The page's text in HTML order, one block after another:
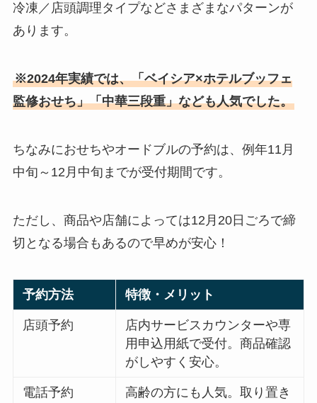
冷凍／店頭調理タイプなどさまざまなパターンが
あります。
※2024年実績では、「ベイシア×ホテルブッフェ
監修おせち」「中華三段重」なども人気でした。
ちなみにおせちやオードブルの予約は、例年11月
中旬～12月中旬までが受付期間です。
ただし、商品や店舗によっては12月20日ごろで締
切となる場合もあるので早めが安心！
予約方法 特徴・メリット
店頭予約
店内サービスカウンターや専
用申込用紙で受付。商品確認
がしやすく安心。
電話予約
高齢の方にも人気。取り置き